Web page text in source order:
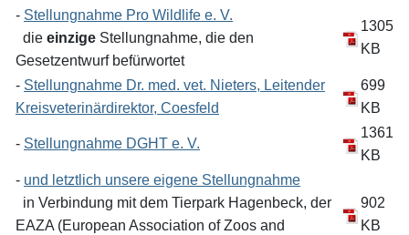
- Stellungnahme Pro Wildlife e. V.
die einzige Stellungnahme, die den
Gesetzentwurf befürwortet
1305
KB
- Stellungnahme Dr. med. vet. Nieters, Leitender
Kreisveterinärdirektor, Coesfeld
699
KB
- Stellungnahme DGHT e. V.
1361
KB
- und letztlich unsere eigene Stellungnahme
in Verbindung mit dem Tierpark Hagenbeck, der
EAZA (European Association of Zoos and
902
KB